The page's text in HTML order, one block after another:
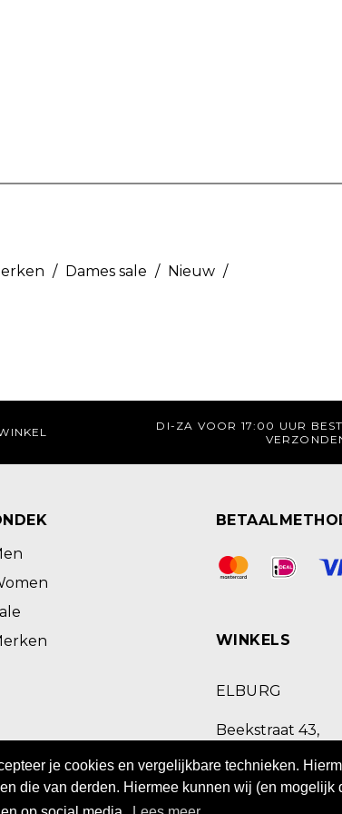
je cookies en vergelijkbare technieken.
die van derden. Hiermee kunnen wij (en
/ Dames sale / Nieuw /
DI-ZA VOOR 17:00 UUR
WINKELS
ELBURG
Beekstraat 43,
8081 EB Elburg
085 8770518